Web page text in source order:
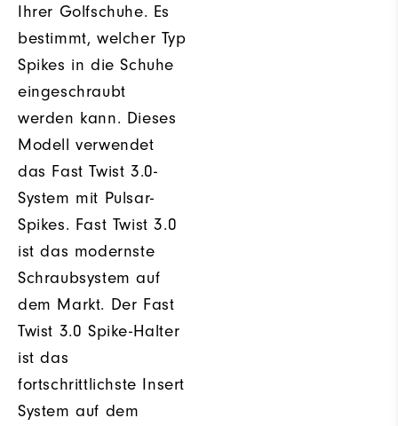
Ihrer Golfschuhe. Es
bestimmt, welcher Typ
Spikes in die Schuhe
eingeschraubt
werden kann. Dieses
Modell verwendet
das Fast Twist 3.0-
System mit Pulsar-
Spikes. Fast Twist 3.0
ist das modernste
Schraubsystem auf
dem Markt. Der Fast
Twist 3.0 Spike-Halter
ist das
fortschrittlichste Insert
System auf dem